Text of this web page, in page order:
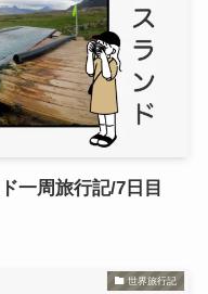
一周旅行記/7日目
世界旅行記